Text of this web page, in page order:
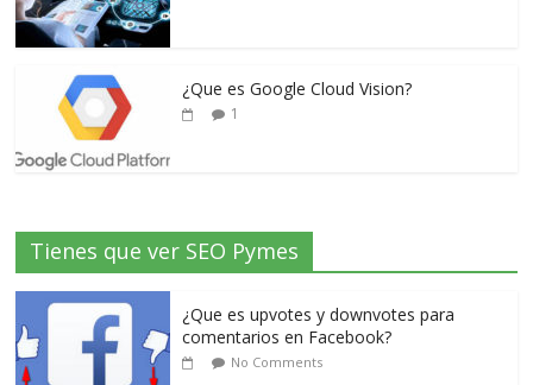
¿Que es Google Cloud Vision?
1
Tienes que ver SEO Pymes
¿Que es upvotes y downvotes para
comentarios en Facebook?
No Comments